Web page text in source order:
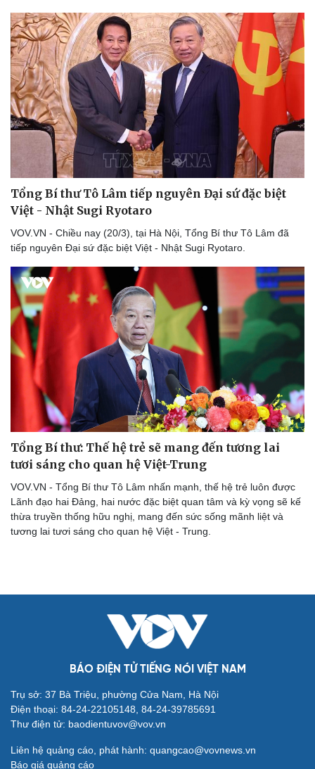
Văn hóa
Sân khấu - Điện ảnh
Di sản
Giải trí
Thời trang
Sao Việt
Du lịch
Tư vấn
check-in
Podcast
Câu chuyện thời sự
Cửa sổ tình yêu
Kể chuyện cho bé
Hạt giống tâm hồn
Tổng Bí thư Tô Lâm tiếp nguyên Đại sứ đặc biệt
Việt - Nhật Sugi Ryotaro
VOV.VN - Chiều nay (20/3), tại Hà Nội, Tổng Bí thư Tô Lâm đã
tiếp nguyên Đại sứ đặc biệt Việt - Nhật Sugi Ryotaro.
Tổng Bí thư: Thế hệ trẻ sẽ mang đến tương lai
tươi sáng cho quan hệ Việt-Trung
VOV.VN - Tổng Bí thư Tô Lâm nhấn mạnh, thế hệ trẻ luôn được
Lãnh đạo hai Đảng, hai nước đặc biệt quan tâm và kỳ vọng sẽ kế
thừa truyền thống hữu nghị, mang đến sức sống mãnh liệt và
tương lai tươi sáng cho quan hệ Việt - Trung.
BÁO ĐIỆN TỬ TIẾNG NÓI VIỆT NAM
Trụ sở: 37 Bà Triệu, phường Cửa Nam, Hà Nội
Điện thoại: 84-24-22105148, 84-24-39785691
Thư điện tử: baodientuvov@vov.vn
Liên hệ quảng cáo, phát hành: quangcao@vovnews.vn
Báo giá quảng cáo